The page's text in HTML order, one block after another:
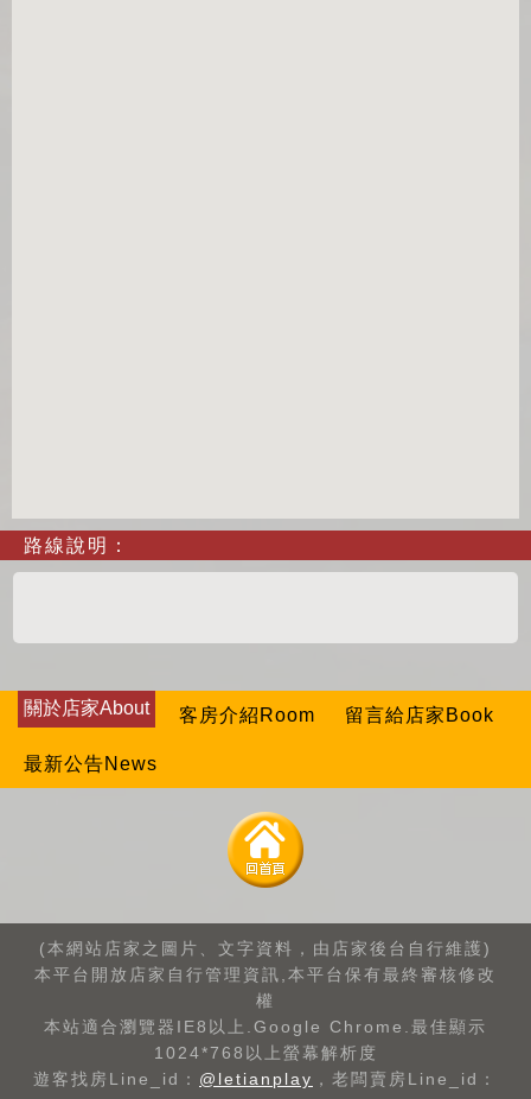
路線說明：
關於店家About 客房介紹Room 留言給店家Book
最新公告News
(本網站店家之圖片、文字資料，由店家後台自行維護)
本平台開放店家自行管理資訊,本平台保有最終審核修改
權
本站適合瀏覽器IE8以上.Google Chrome.最佳顯示
1024*768以上螢幕解析度
遊客找房Line_id： @letianplay ，老闆賣房Line_id：